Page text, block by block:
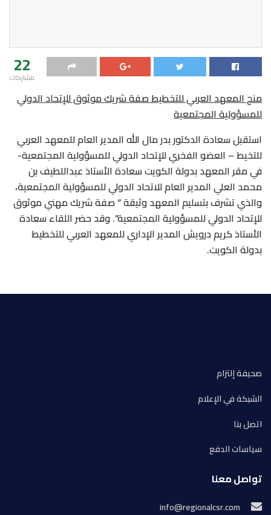
22
مشاركات
منح المعهد العربي للتخطيط صفة شريك موثوق للإتحاد الدولي
للمسؤولية المجتمعية
استقبل سعادة الدكتور بدر مال الله المدير العام للمعهد العربي
للتخيط – العضو الفخري للإتحاد الدولي للمسؤولية المجتمعية-
في مقر المعهد بدولة الكويت سعادة الأستاذ عبداللطيف بن
محمد العلي المدير العام للاتحاد الدولي للمسؤولية المجتمعية،
والذي تشرف بتسليم المعهد وثيقة ” صفة شريك مهني موثوق
للإتحاد الدولي للمسؤولية المجتمعية”. وقد حضر اللقاء سعادة
الأستاذ كريم درويش المدير الإداري للمعهد العربي للتخطيط
بدولة الكويت.
صحيفة إلتزام
الشبكة في الإعلام
اتصل بنا
سياسات الدفع
تواصل معنا